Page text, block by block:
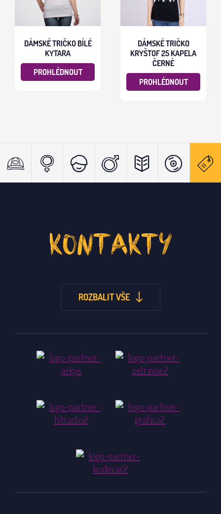
DÁMSKÉ TRIČKO BÍLÉ
KYTARA
PROHLÉDNOUT
DÁMSKÉ TRIČKO
KRYŠTOF 25 KAPELA
ČERNÉ
PROHLÉDNOUT
KONTAKTY
ROZBALIT VŠE